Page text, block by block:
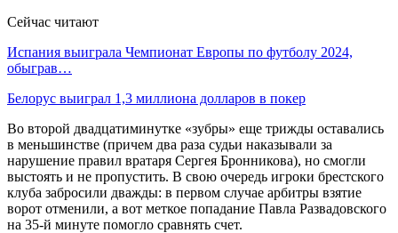
Сейчас читают
Испания выиграла Чемпионат Европы по футболу 2024,
обыграв…
Белорус выиграл 1,3 миллиона долларов в покер
Во второй двадцатиминутке «зубры» еще трижды оставались
в меньшинстве (причем два раза судьи наказывали за
нарушение правил вратаря Сергея Бронникова), но смогли
выстоять и не пропустить. В свою очередь игроки брестского
клуба забросили дважды: в первом случае арбитры взятие
ворот отменили, а вот меткое попадание Павла Развадовского
на 35-й минуте помогло сравнять счет.